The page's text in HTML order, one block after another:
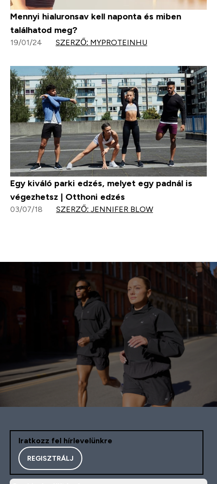
Mennyi hialuronsav kell naponta és miben
találhatod meg?
19/01/24 SZERZŐ: MYPROTEINHU
Egy kiváló parki edzés, melyet egy padnál is
végezhetsz | Otthoni edzés
03/07/18 SZERZŐ: JENNIFER BLOW
Iratkozz fel hírlevelünkre
REGISZTRÁLJ